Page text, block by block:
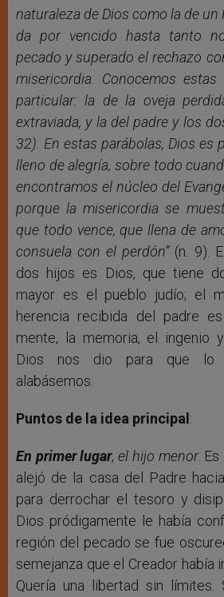
naturaleza de Dios como la de un
da por vencido hasta tanto
pecado y superado el rechazo
misericordia. Conocemos
particular: la de la oveja
extraviada, y la del padre y los
32). En estas parábolas, Dios es
lleno de alegría, sobre todo
encontramos el núcleo del
porque la misericordia se
que todo vence, que llena de
consuela con el perdón” (n. 9).
dos hijos es Dios, que tiene
mayor es el pueblo judío; el
herencia recibida del padre
mente, la memoria, el ingenio
Dios nos dio para que lo
alabásemos.
Puntos de la idea principal :
En primer lugar,el hijo menor.
alejó de la casa del Padre
para derrochar el tesoro y
Dios pródigamente le había
región del pecado se fue
semejanza que el Creador había
Quería una libertad sin